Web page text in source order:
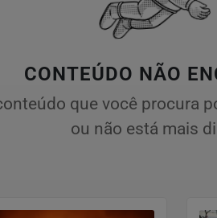
CONTEÚDO NÃO
que você procura
ou não está mais